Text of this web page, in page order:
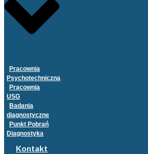
Pracownia
Psychotechniczna
Pracownia
USG
Badania
diagnostyczne
Punkt Pobrań
Diagnostyka
Kontakt